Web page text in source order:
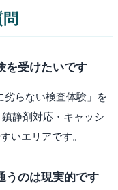
を受けたいです
劣らない検査体験」を
静剤対応・キャッシ
いエリアです。
うのは現実的です